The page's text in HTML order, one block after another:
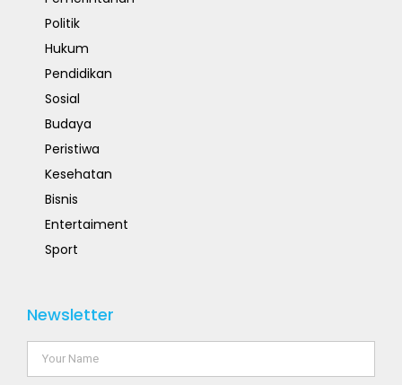
Politik
Hukum
Pendidikan
Sosial
Budaya
Peristiwa
Kesehatan
Bisnis
Entertaiment
Sport
Newsletter